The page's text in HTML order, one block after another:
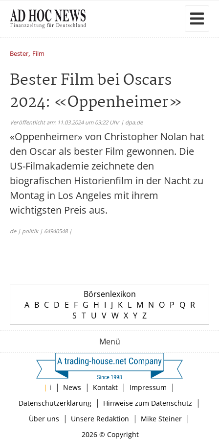
Bester, Film
Bester Film bei Oscars
2024: «Oppenheimer»
Veröffentlicht am: 11.03.2024 um 03:22 Uhr | dpa.de
«Oppenheimer» von Christopher Nolan hat
den Oscar als bester Film gewonnen. Die
US-Filmakademie zeichnete den
biografischen Historienfilm in der Nacht zu
Montag in Los Angeles mit ihrem
wichtigsten Preis aus.
de | politik | 64940548 |
Börsenlexikon
A B C D E F G H I J K L M N O P Q R
S T U V W X Y Z
Menü
| i | News | Kontakt | Impressum |
Datenschutzerklärung| Hinweise zum Datenschutz |
Über uns | Unsere Redaktion | Mike Steiner|
2026 © Copyright